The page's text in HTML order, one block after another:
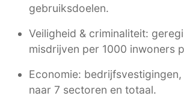
gebruiksdoelen.
Veiligheid & criminaliteit:
misdrijven per 1000 inwoners
Economie:
naar 7 sectoren en totaal.